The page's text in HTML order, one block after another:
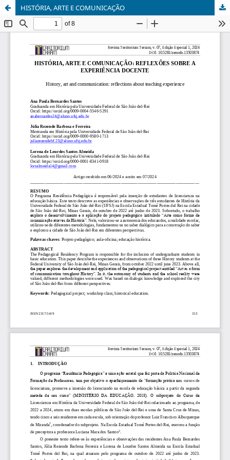
HISTÓRIA, ARTE E COMUNICAÇÃO